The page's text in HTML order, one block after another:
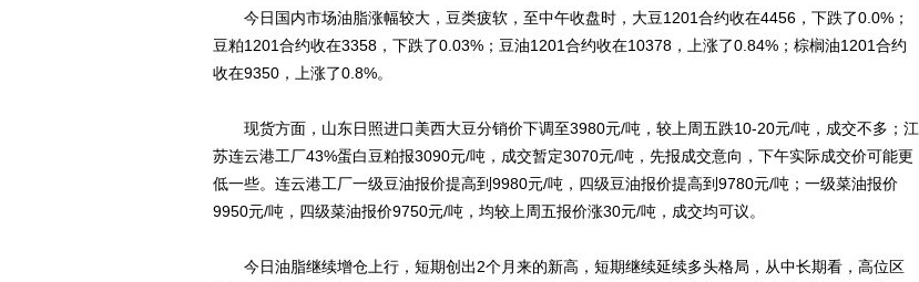
今日国内市场油脂涨幅较大，豆类疲软，至中午收盘时，大豆1201合约收在4456，下跌了0.0%；
豆粕1201合约收在3358，下跌了0.03%；豆油1201合约收在10378，上涨了0.84%；棕榈油1201合约
收在9350，上涨了0.8%。
现货方面，山东日照进口美西大豆分销价下调至3980元/吨，较上周五跌10-20元/吨，成交不多；江
苏连云港工厂43%蛋白豆粕报3090元/吨，成交暂定3070元/吨，先报成交意向，下午实际成交价可能更
低一些。连云港工厂一级豆油报价提高到9980元/吨，四级豆油报价提高到9780元/吨；一级菜油报价
9950元/吨，四级菜油报价9750元/吨，均较上周五报价涨30元/吨，成交均可议。
今日油脂继续增仓上行，短期创出2个月来的新高，短期继续延续多头格局，从中长期看，高位区